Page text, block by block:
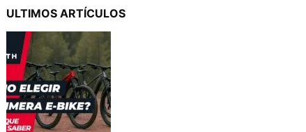
ULTIMOS ARTÍCULOS